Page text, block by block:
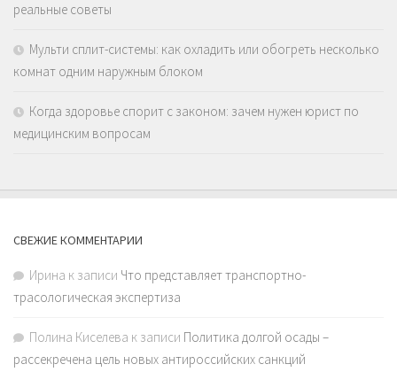
реальные советы
Мульти сплит-системы: как охладить или обогреть несколько
комнат одним наружным блоком
Когда здоровье спорит с законом: зачем нужен юрист по
медицинским вопросам
СВЕЖИЕ КОММЕНТАРИИ
Ирина к записи Что представляет транспортно-
трасологическая экспертиза
Полина Киселева к записи Политика долгой осады –
рассекречена цель новых антироссийских санкций